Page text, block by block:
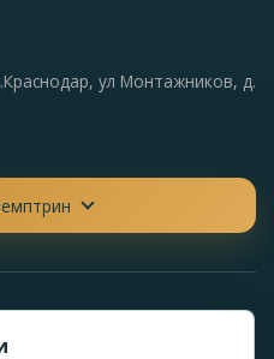
ул Монтажников, д.
данных